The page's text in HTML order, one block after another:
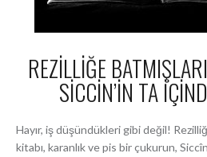
REZİLLİĞE
SİCCİN’İN TA
Hayır, iş düşündükleri gibi değil!
kitabı, karanlık ve pis bir çukurun,